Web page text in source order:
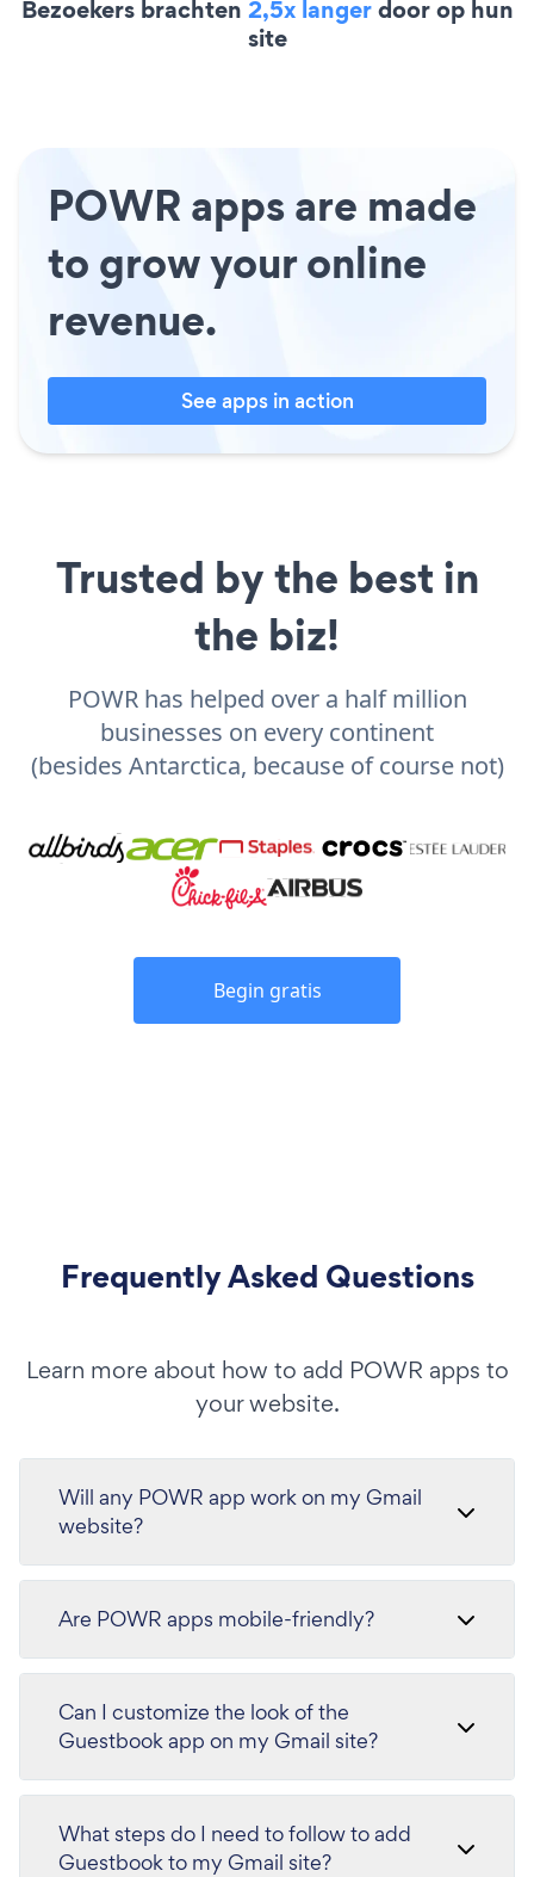
Bezoekers brachten 2,5x langerdoor op hun
site
POWR apps are made
to grow your online
revenue.
See apps in action
Trusted by the best in
the biz!
POWR has helped over a half million
businesses on every continent
(besides Antarctica, because of course not)
Begin gratis
Frequently Asked Questions
Learn more about how to add POWR apps to
your website.
Will any POWR app work on my Gmail
website?
Are POWR apps mobile-friendly?
Can I customize the look of the
Guestbook app on my Gmail site?
What steps do I need to follow to add
Guestbook to my Gmail site?